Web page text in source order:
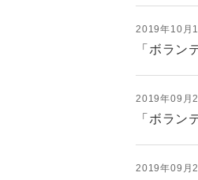
2019年10月
「ボラン
2019年09月
「ボラ
2019年09月